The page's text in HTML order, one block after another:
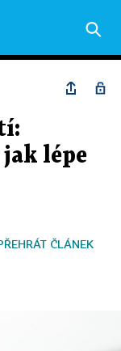
lépe
ČLÁNEK